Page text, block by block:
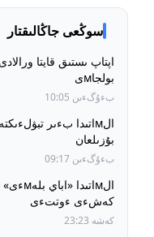
سوڭعى جاڭالىقتار
بولجاмى
بءۇگءىن 10:05
بۇزىلعان
بءۇگءىن 09:17
كەشءى ءوتتءى
كەشە 23:23